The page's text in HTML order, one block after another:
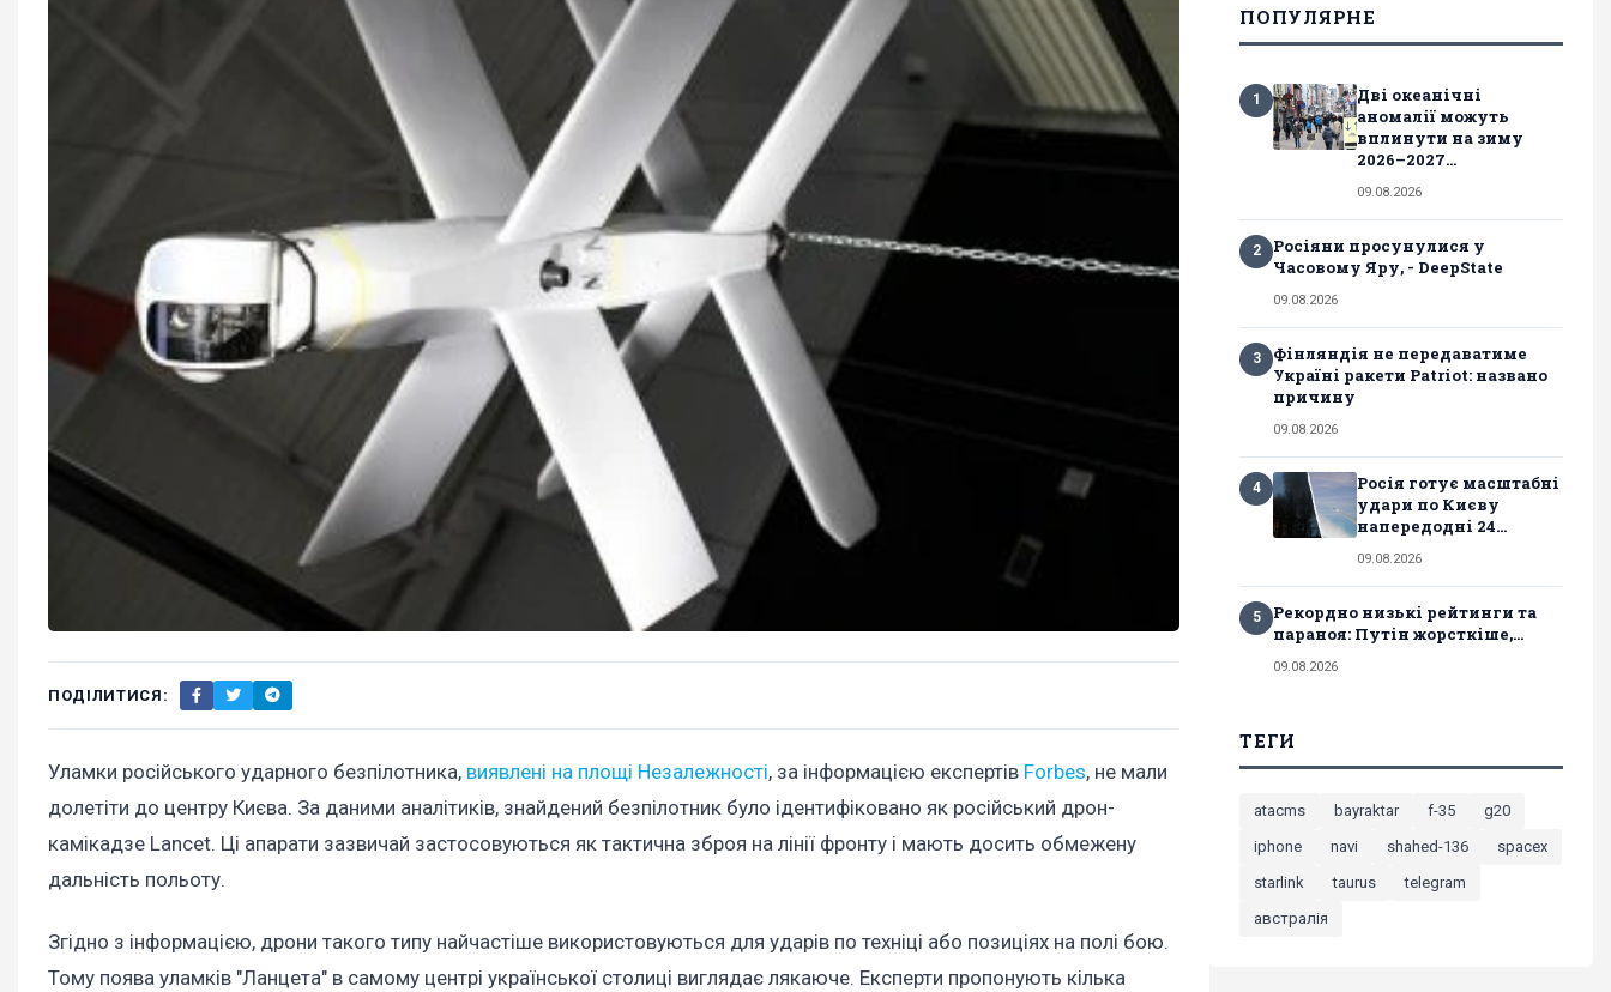
ПОДІЛИТИСЯ:
Уламки російського ударного безпілотника, виявлені на площі Незалежності, за інформацією експертів Forbes, не мали
долетіти до центру Києва. За даними аналітиків, знайдений безпілотник було ідентифіковано як російський дрон-
камікадзе Lancet. Ці апарати зазвичай застосовуються як тактична зброя на лінії фронту і мають досить обмежену
дальність польоту.
Згідно з інформацією, дрони такого типу найчастіше використовуються для ударів по техніці або позиціях на полі бою.
Тому поява уламків "Ланцета" в самому центрі української столиці виглядає лякаюче. Експерти пропонують кілька
ПОПУЛЯРНЕ
1
Дві океанічні
аномалії можуть
вплинути на зиму
2026–2027...
09.08.2026
2
Росіяни просунулися у
Часовому Яру, - DeepState
09.08.2026
3
Фінляндія не передаватиме
Україні ракети Patriot: названо
причину
09.08.2026
4
Росія готує масштабні
удари по Києву
напередодні 24...
09.08.2026
5
Рекордно низькі рейтинги та
параноя: Путін жорсткіше,...
09.08.2026
ТЕГИ
atacms bayraktar f-35
g20
iphone
navi shahed-136
spacex
starlink
taurus
telegram
австралія